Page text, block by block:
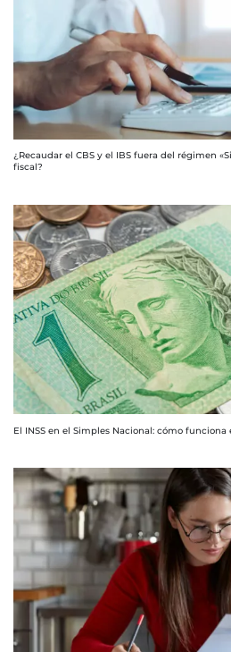
¿Recaudar el CBS y el IBS fuera del régimen
fiscal?
El INSS en el Simples Nacional: cómo funciona